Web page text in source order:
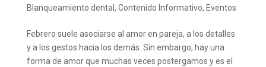
Blanqueamiento dental , Contenido Informativo, Eventos
Febrero suele asociarse al amor en pareja, a los detalles
y a los gestos hacia los demás. Sin embargo, hay una
forma de amor que muchas veces postergamos y es el